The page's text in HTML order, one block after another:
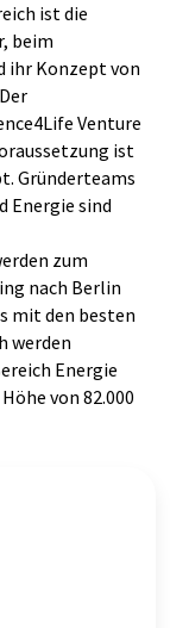
ist die
beim
ihr Konzept von
Venture
ist
Gründerteams
Energie sind
zum
nach Berlin
mit den besten
werden
Energie
von 82.000